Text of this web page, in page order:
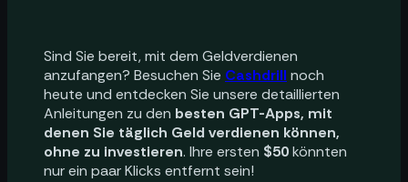
Sind Sie bereit, mit dem Geldverdienen
anzufangen? Besuchen Sie Cashdrill noch
heute und entdecken Sie unsere detaillierten
Anleitungen zu den besten GPT-Apps, mit
denen Sie täglich Geld verdienen können,
ohne zu investieren. Ihre ersten $50könnten
nur ein paar Klicks entfernt sein!